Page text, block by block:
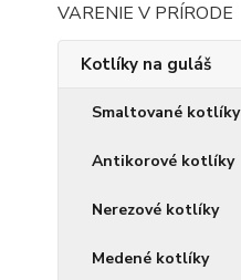
VARENIE V PRÍRODE
Kotlíky na guláš
Smaltované kotlíky
Antikorové kotlíky
Nerezové kotlíky
Medené kotlíky